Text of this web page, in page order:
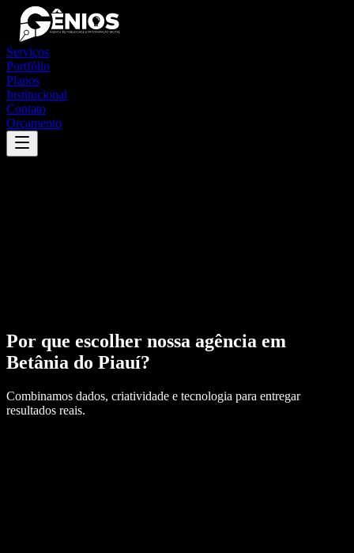
Serviços
Portfólio
Planos
Institucional
Contato
Orçamento
Por que escolher nossa agência em
Betânia do Piauí?
Combinamos dados, criatividade e tecnologia para entregar
resultados reais.